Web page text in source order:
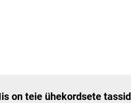
on teie ühekordsete